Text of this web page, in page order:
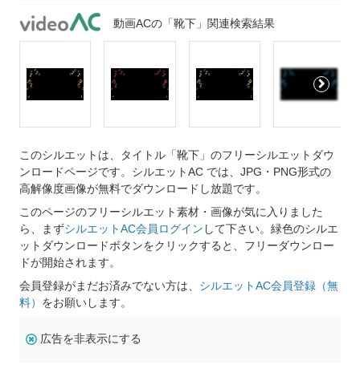
動画ACの「靴下」関連検索結果
このシルエットは、タイトル「靴下」のフリーシルエットダウ
ンロードページです。シルエットAC では、JPG・PNG形式の
高解像度画像が無料でダウンロードし放題です。
このページのフリーシルエット素材・画像が気に入りました
ら、まずシルエットAC会員ログイン して下さい。緑色のシルエ
ットダウンロードボタンをクリックすると、フリーダウンロー
ドが開始されます。
会員登録がまだお済みでない方は、 シルエットAC会員登録（無
料） をお願いします。
広告を非表示にする